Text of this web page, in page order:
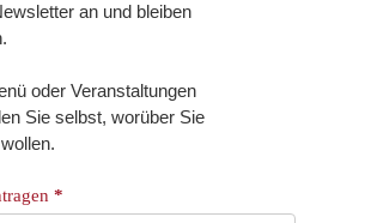
an und bleiben
oder Veranstaltungen
Sie selbst, worüber Sie
*